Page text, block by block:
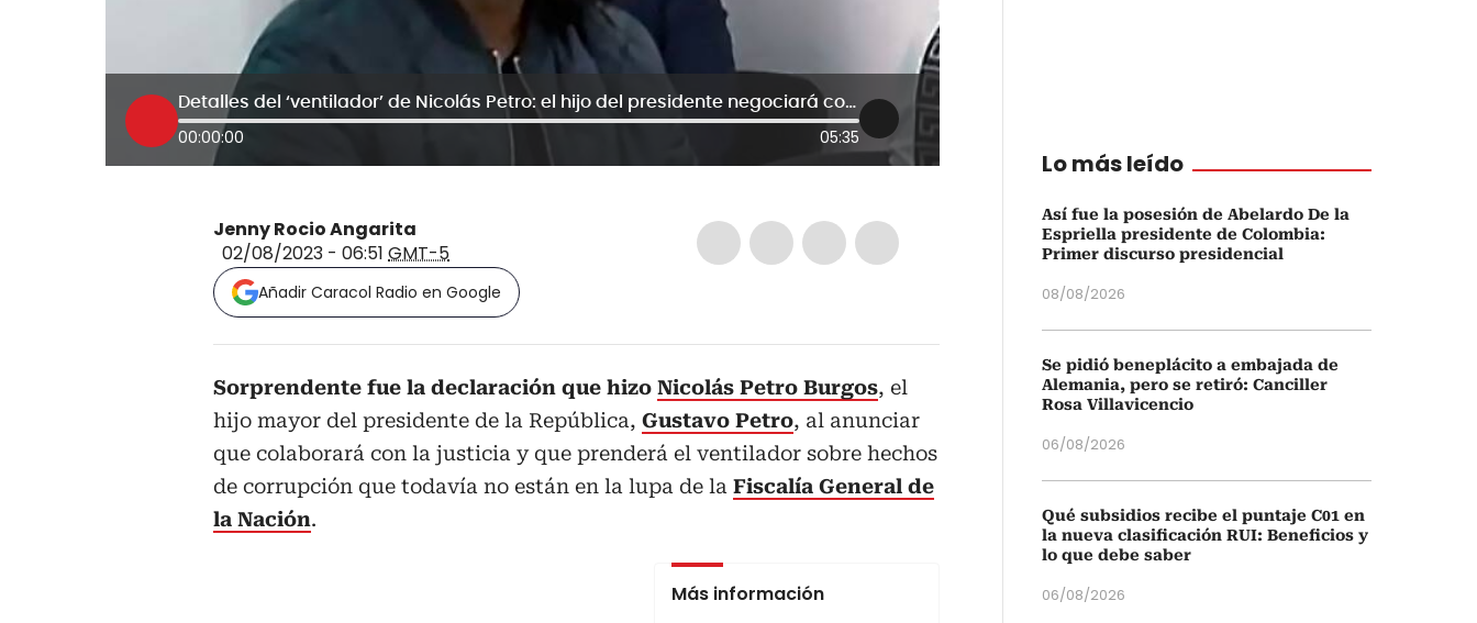
Detalles del ‘ventilador’ de Nicolás Petro: el hijo del presidente negociará con Fiscalía
00:00:00 05:35
Jenny Rocio Angarita
02/08/2023 - 06:51 GMT-5
Añadir Caracol Radio en Google
Sorprendente fue la declaración que hizo Nicolás Petro Burgos, el
hijo mayor del presidente de la República, Gustavo Petro, al anunciar
que colaborará con la justicia y que prenderá el ventilador sobre hechos
de corrupción que todavía no están en la lupa de la Fiscalía General de
la Nación.
Más información
Lo más leído
Así fue la posesión de Abelardo De la
Espriella presidente de Colombia:
Primer discurso presidencial
08/08/2026
Se pidió beneplácito a embajada de
Alemania, pero se retiró: Canciller
Rosa Villavicencio
06/08/2026
Qué subsidios recibe el puntaje C01 en
la nueva clasificación RUI: Beneficios y
lo que debe saber
06/08/2026